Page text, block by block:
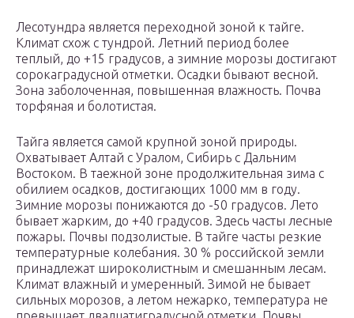
Лесотундра является переходной зоной к тайге.
Климат схож с тундрой. Летний период более
теплый, до +15 градусов, а зимние морозы достигают
сорокаградусной отметки. Осадки бывают весной.
Зона заболоченная, повышенная влажность. Почва
торфяная и болотистая.
Тайга является самой крупной зоной природы.
Охватывает Алтай с Уралом, Сибирь с Дальним
Востоком. В таежной зоне продолжительная зима с
обилием осадков, достигающих 1000 мм в году.
Зимние морозы понижаются до -50 градусов. Лето
бывает жарким, до +40 градусов. Здесь часты лесные
пожары. Почвы подзолистые. В тайге часты резкие
температурные колебания. 30 % российской земли
принадлежат широколистным и смешанным лесам.
Климат влажный и умеренный. Зимой не бывает
сильных морозов, а летом нежарко, температура не